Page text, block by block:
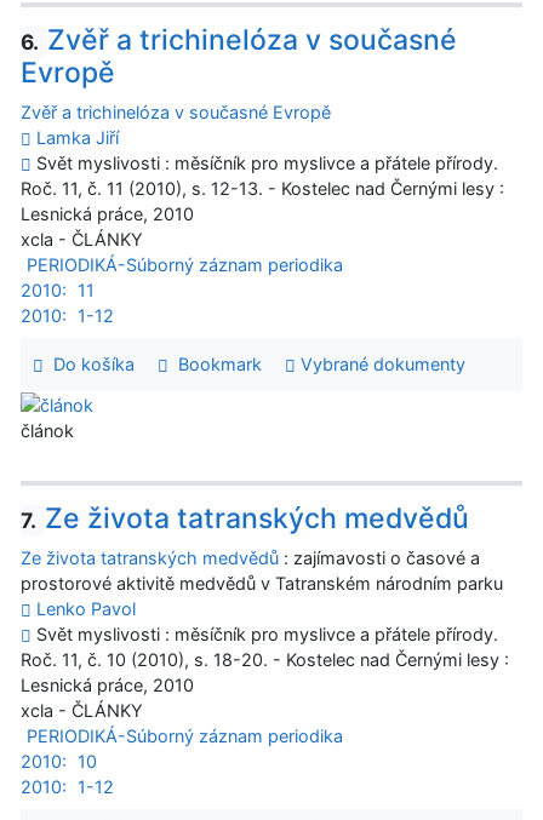
6. Zvěř a trichinelóza v současné
Evropě
Zvěř a trichinelóza v současné Evropě
Lamka Jiří
Svět myslivosti : měsíčník pro myslivce a přátele přírody.
Roč. 11, č. 11 (2010), s. 12-13. - Kostelec nad Černými lesy :
Lesnická práce, 2010
xcla - ČLÁNKY
PERIODIKÁ-Súborný záznam periodika
2010:
11
2010:
1-12
Do košíka Bookmark Vybrané dokumenty
článok
7. Ze života tatranských medvědů
Ze života tatranských medvědů : zajímavosti o časové a
prostorové aktivitě medvědů v Tatranském národním parku
Lenko Pavol
Svět myslivosti : měsíčník pro myslivce a přátele přírody.
Roč. 11, č. 10 (2010), s. 18-20. - Kostelec nad Černými lesy :
Lesnická práce, 2010
xcla - ČLÁNKY
PERIODIKÁ-Súborný záznam periodika
2010:
10
2010:
1-12